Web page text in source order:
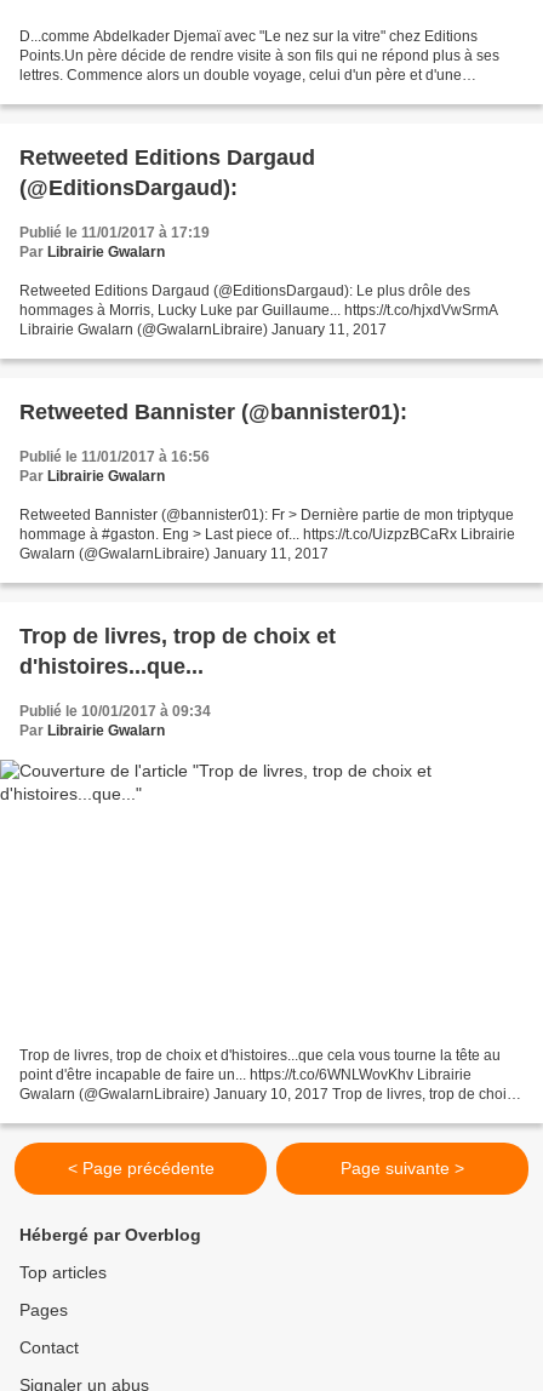
D...comme Abdelkader Djemaï avec "Le nez sur la vitre" chez Editions
Points.Un père décide de rendre visite à son fils qui ne répond plus à ses
lettres. Commence alors un double voyage, celui d'un père et d'une
Retweeted Editions Dargaud
(@EditionsDargaud):
Publié le 11/01/2017 à 17:19
Par Librairie Gwalarn
Retweeted Editions Dargaud (@EditionsDargaud): Le plus drôle des
hommages à Morris, Lucky Luke par Guillaume... https://t.co/hjxdVwSrmA
Librairie Gwalarn (@GwalarnLibraire) January 11, 2017
Retweeted Bannister (@bannister01):
Publié le 11/01/2017 à 16:56
Par Librairie Gwalarn
Retweeted Bannister (@bannister01): Fr > Dernière partie de mon triptyque
hommage à #gaston. Eng > Last piece of... https://t.co/UizpzBCaRx Librairie
Gwalarn (@GwalarnLibraire) January 11, 2017
Trop de livres, trop de choix et
d'histoires...que...
Publié le 10/01/2017 à 09:34
Par Librairie Gwalarn
Trop de livres, trop de choix et d'histoires...que cela vous tourne la tête au
point d'être incapable de faire un... https://t.co/6WNLWovKhv Librairie
Gwalarn (@GwalarnLibraire) January 10, 2017 Trop de livres, trop de choix
< Page précédente Page suivante >
Hébergé par Overblog
Top articles
Pages
Contact
Signaler un abus